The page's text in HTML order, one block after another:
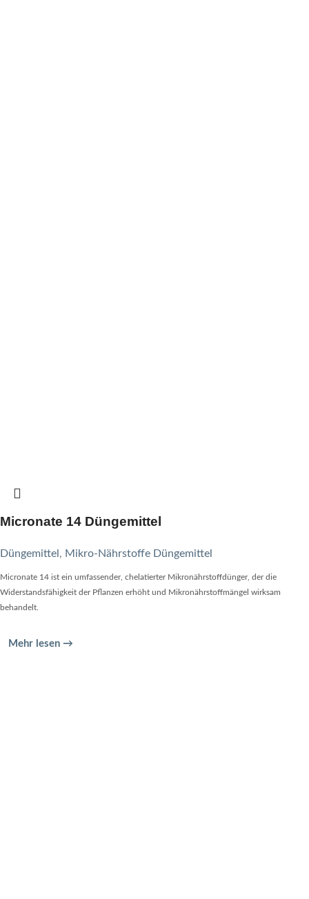
Micronate 14 Düngemittel
Düngemittel , Mikro-Nährstoffe Düngemittel
Micronate 14 ist ein umfassender, chelatierter Mikronährstoffdünger, der die
Widerstandsfähigkeit der Pflanzen erhöht und Mikronährstoffmängel wirksam
behandelt.
Mehr lesen →